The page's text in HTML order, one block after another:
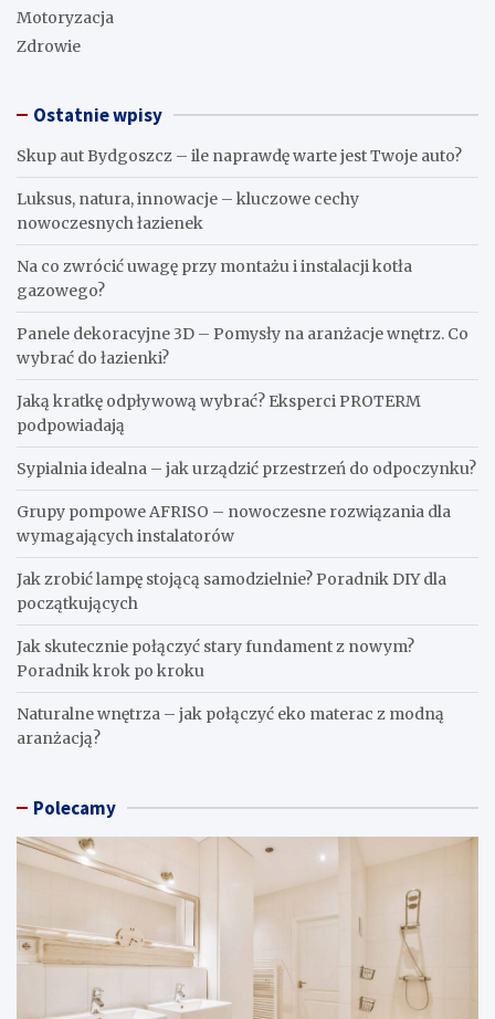
Motoryzacja
Zdrowie
Ostatnie wpisy
Skup aut Bydgoszcz – ile naprawdę warte jest Twoje auto?
Luksus, natura, innowacje – kluczowe cechy
nowoczesnych łazienek
Na co zwrócić uwagę przy montażu i instalacji kotła
gazowego?
Panele dekoracyjne 3D – Pomysły na aranżacje wnętrz. Co
wybrać do łazienki?
Jaką kratkę odpływową wybrać? Eksperci PROTERM
podpowiadają
Sypialnia idealna – jak urządzić przestrzeń do odpoczynku?
Grupy pompowe AFRISO – nowoczesne rozwiązania dla
wymagających instalatorów
Jak zrobić lampę stojącą samodzielnie? Poradnik DIY dla
początkujących
Jak skutecznie połączyć stary fundament z nowym?
Poradnik krok po kroku
Naturalne wnętrza – jak połączyć eko materac z modną
aranżacją?
Polecamy